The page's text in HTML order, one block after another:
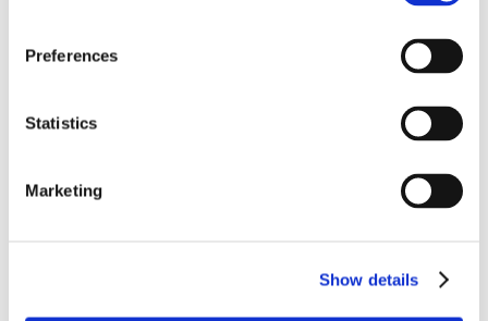
Preferences
Statistics
Marketing
Show details
su un tema di grande rilievo teorico e pratico
nell'ambito delle obbligazioni solidali passive: il